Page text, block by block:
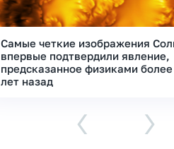
Самые четкие изображения
впервые подтвердили явление,
предсказанное физиками более
лет назад
‹ ›